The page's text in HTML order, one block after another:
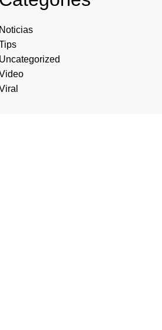
Noticias
Uncategorized